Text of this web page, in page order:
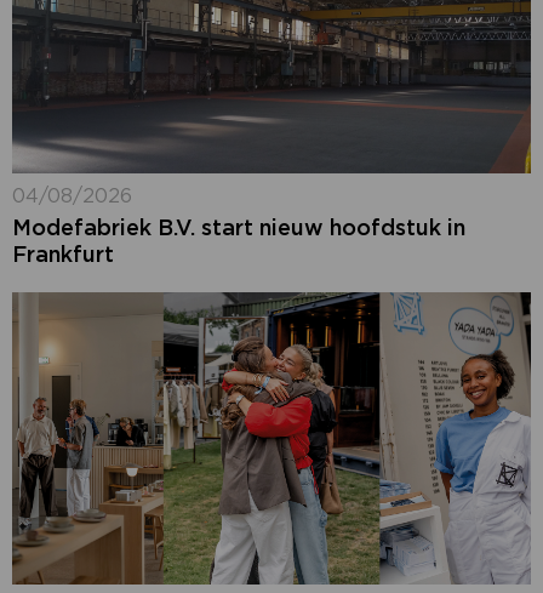
04/08/2026
Modefabriek B.V. start nieuw hoofdstuk in
Frankfurt